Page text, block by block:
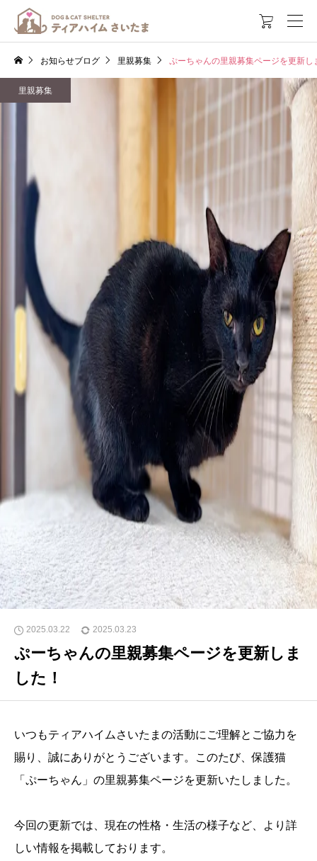

お知らせブログ 里親募集 ぷーちゃんの里親募集ページを更新し
里親募集
2025.03.22 2025.03.23
ぷーちゃんの里親募集ページを更新しま
した！
いつもティアハイムさいたまの活動にご理解とご協力を
賜り、誠にありがとうございます。このたび、保護猫
「ぷーちゃん」の里親募集ページを更新いたしました。
今回の更新では、現在の性格・生活の様子など、より詳
しい情報を掲載しております。